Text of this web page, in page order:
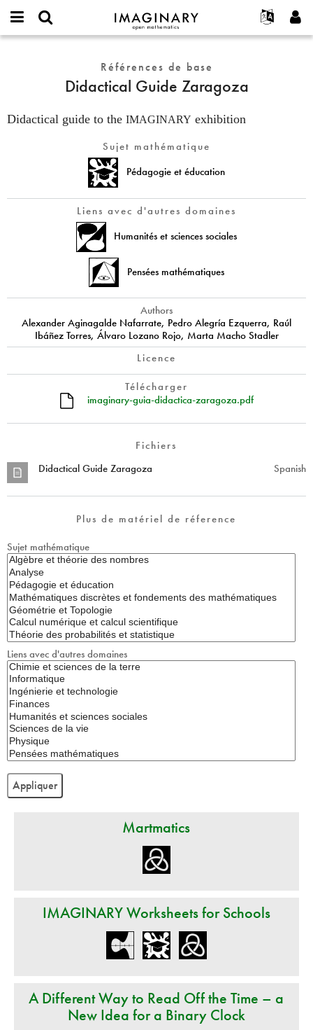
IMAGINARY
open
Français
Deutsch
Türkçe
Programmes
Galeries
Interactif
Expositions
Plus...
Projets
Participer
*
Créer un nouveau compte
Demander un nouveau mot de passe
Zaragoza
Références de base
Didactical Guide Zaragoza
Didactical guide to the IMAGINARY exhibition
Sujet mathématique
Pédagogie et éducation
Liens avec d'autres domaines
Humanités et sciences sociales
Pensées mathématiques
Authors
Alexander Aginagalde Nafarrate, Pedro Alegría Ezquerra, Raúl
Ibáñez Torres, Álvaro Lozano Rojo, Marta Macho Stadler
Licence
Télécharger
imaginary-guia-didactica-zaragoza.pdf
Fichiers
Spanish
Didactical Guide Zaragoza
Plus de matériel de réference
Sujet mathématique
Liens avec d'autres domaines
Martmatics
IMAGINARY Worksheets for Schools
A Different Way to Read Off the Time – a
New Idea for a Binary Clock